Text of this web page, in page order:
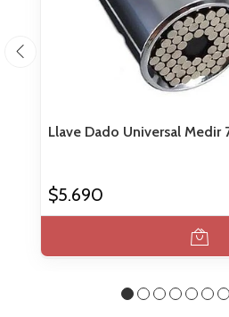
Llave Dado Universal Medir
$5.690